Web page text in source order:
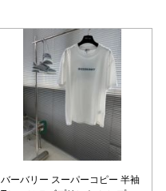
バーバリー スーパーコピー 半袖